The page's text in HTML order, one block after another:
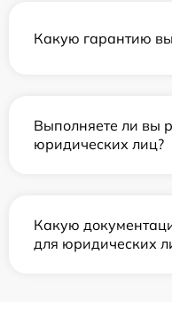
Какую гарантию
Выполняете ли вы
юридических лиц?
Какую
для юридических